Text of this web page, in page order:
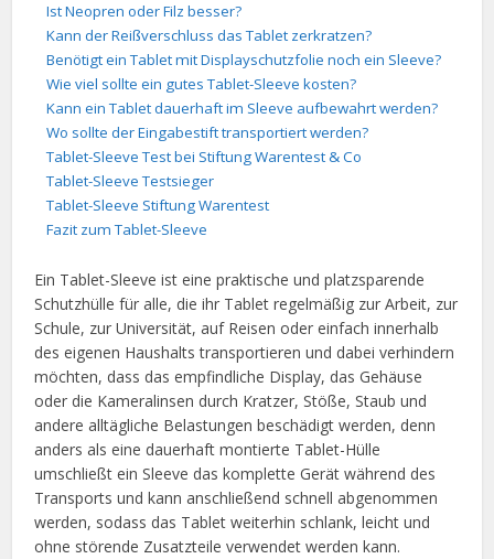
Ist Neopren oder Filz besser?
Kann der Reißverschluss das Tablet zerkratzen?
Benötigt ein Tablet mit Displayschutzfolie noch ein Sleeve?
Wie viel sollte ein gutes Tablet-Sleeve kosten?
Kann ein Tablet dauerhaft im Sleeve aufbewahrt werden?
Wo sollte der Eingabestift transportiert werden?
Tablet-Sleeve Test bei Stiftung Warentest & Co
Tablet-Sleeve Testsieger
Tablet-Sleeve Stiftung Warentest
Fazit zum Tablet-Sleeve
Ein Tablet-Sleeve ist eine praktische und platzsparende
Schutzhülle für alle, die ihr Tablet regelmäßig zur Arbeit, zur
Schule, zur Universität, auf Reisen oder einfach innerhalb
des eigenen Haushalts transportieren und dabei verhindern
möchten, dass das empfindliche Display, das Gehäuse
oder die Kameralinsen durch Kratzer, Stöße, Staub und
andere alltägliche Belastungen beschädigt werden, denn
anders als eine dauerhaft montierte Tablet-Hülle
umschließt ein Sleeve das komplette Gerät während des
Transports und kann anschließend schnell abgenommen
werden, sodass das Tablet weiterhin schlank, leicht und
ohne störende Zusatzteile verwendet werden kann.